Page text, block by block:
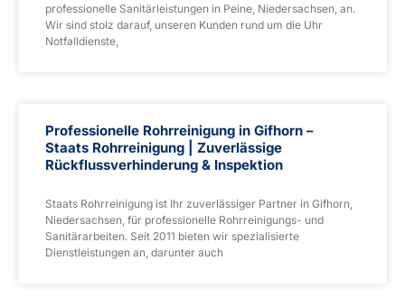
professionelle Sanitärleistungen in Peine, Niedersachsen, an.
Wir sind stolz darauf, unseren Kunden rund um die Uhr
Notfalldienste,
Professionelle Rohrreinigung in Gifhorn –
Staats Rohrreinigung | Zuverlässige
Rückflussverhinderung & Inspektion
Staats Rohrreinigung ist Ihr zuverlässiger Partner in Gifhorn,
Niedersachsen, für professionelle Rohrreinigungs- und
Sanitärarbeiten. Seit 2011 bieten wir spezialisierte
Dienstleistungen an, darunter auch